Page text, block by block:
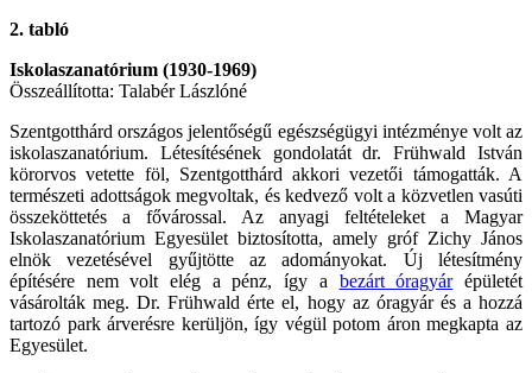
2. tabló
Iskolaszanatórium (1930-1969)
Összeállította: Talabér Lászlóné
Szentgotthárd országos jelentőségű egészségügyi intézménye volt az
iskolaszanatórium. Létesítésének gondolatát dr. Frühwald István
körorvos vetette föl, Szentgotthárd akkori vezetői támogatták. A
természeti adottságok megvoltak, és kedvező volt a közvetlen vasúti
összeköttetés a fővárossal. Az anyagi feltételeket a Magyar
Iskolaszanatórium Egyesület biztosította, amely gróf Zichy János
elnök vezetésével gyűjtötte az adományokat. Új létesítmény
építésére nem volt elég a pénz, így a bezárt óragyárépületét
vásárolták meg. Dr. Frühwald érte el, hogy az óragyár és a hozzá
tartozó park árverésre kerüljön, így végül potom áron megkapta az
Egyesület.